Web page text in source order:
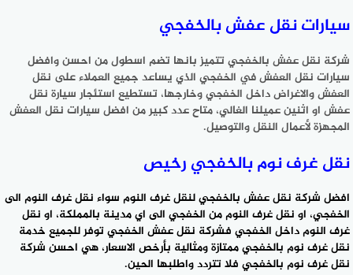
سيارات نقل عفش بالخفجي
شركة نقل عفش بالخفجي تتميز بانها تضم اسطول من احسن وافضل
سيارات نقل العفش في الخفجي الذي يساعد جميع العملاء على نقل
العفش والاغراض داخل الخفجي وخارجها، تستطيع استئجار سيارة نقل
عفش او اثنين عميلنا الغالي، متاح عدد كبير من افضل سيارات نقل العفش
المجهزة لأعمال النقل والتوصيل.
نقل غرف نوم بالخفجي رخيص
افضل شركة نقل عفش بالخفجي لنقل غرف النوم سواء نقل غرف النوم الى
الخفجي، او نقل غرف النوم من الخفجي الى اي مدينة بالمملكة، او نقل
غرف النوم داخل الخفجي فشركة نقل عفش الخفجي توفر للجميع خدمة
نقل غرف نوم بالخفجي ممتازة ومثالية بأرخص الاسعار، هي احسن شركة
نقل غرف نوم بالخفجي فلا تتردد واطلبها الحين.